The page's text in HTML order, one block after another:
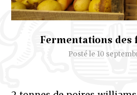
Fermentations des
Posté le 10